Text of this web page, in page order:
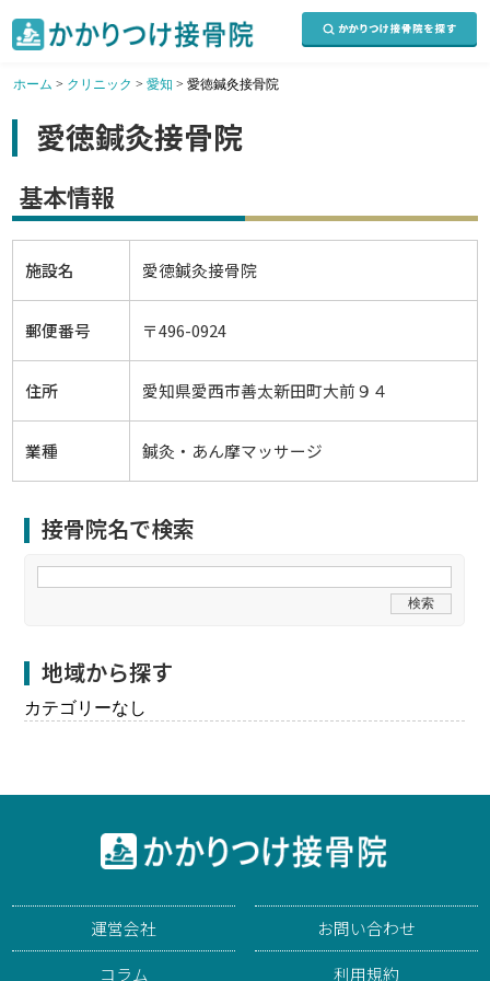
ホーム > クリニック > 愛知 > 愛徳鍼灸接骨院
愛徳鍼灸接骨院
基本情報
施設名 愛徳鍼灸接骨院
郵便番号 〒496-0924
住所 愛知県愛西市善太新田町大前９４
業種 鍼灸・あん摩マッサージ
接骨院名で検索
地域から探す
カテゴリーなし
運営会社
コラム
お問い合わせ
利用規約